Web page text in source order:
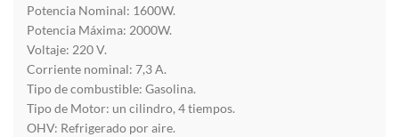
Potencia Nominal: 1600W.
Potencia Máxima: 2000W.
Voltaje: 220 V.
Corriente nominal: 7,3 A.
Tipo de combustible: Gasolina.
Tipo de Motor: un cilindro, 4 tiempos.
OHV: Refrigerado por aire.